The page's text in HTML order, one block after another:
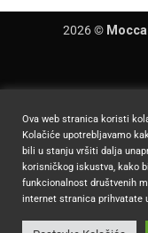
2026 ©
Ova web stranica koristi
Kolačiće upotrebljavamo
bili u stanju vršiti dalja
korisničkog iskustva, kako
funkcionalnost društvenih
internet stranica prihvatate